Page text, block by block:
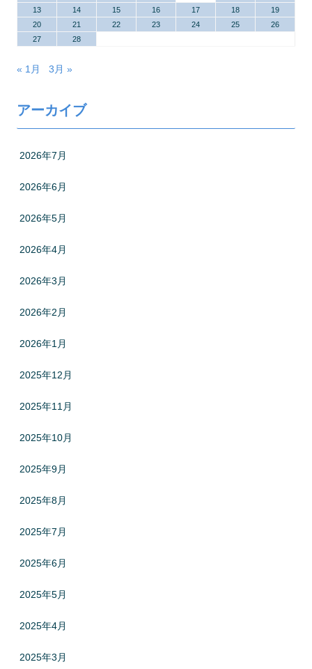
13
14 15 16 17 18
19
20
21 22 23 24 25
26
27
28
« 1月 3月 »
アーカイブ
2026年7月
2026年6月
2026年5月
2026年4月
2026年3月
2026年2月
2026年1月
2025年12月
2025年11月
2025年10月
2025年9月
2025年8月
2025年7月
2025年6月
2025年5月
2025年4月
2025年3月